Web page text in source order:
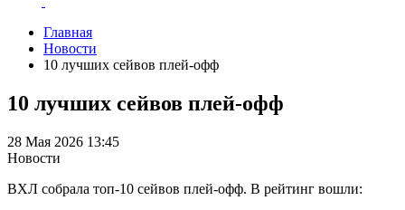
Главная
Новости
10 лучших сейвов плей-офф
10 лучших сейвов плей-офф
28 Мая 2026 13:45
Новости
ВХЛ собрала топ-10 сейвов плей-офф. В рейтинг вошли: